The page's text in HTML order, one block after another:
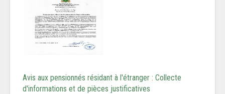
Avis aux pensionnés résidant à l'étranger : Collecte
d'informations et de pièces justificatives